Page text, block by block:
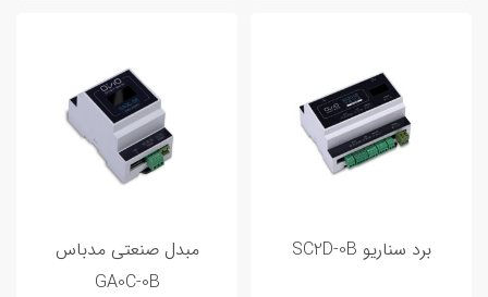
برد سناریو SC2D-0B
مبدل صنعتی مدباس
GA0C-0B